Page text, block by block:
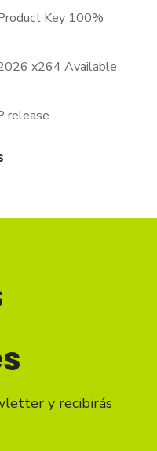
Key 100%
x264 Available
release
y recibirás